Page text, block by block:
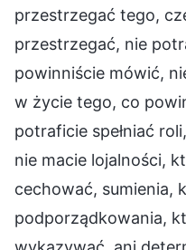
przestrzegać tego,
przestrzegać, nie
powinniście mówić,
w życie tego, co
potraficie spełniać
nie macie lojalności,
cechować, sumienia,
podporządkowania,